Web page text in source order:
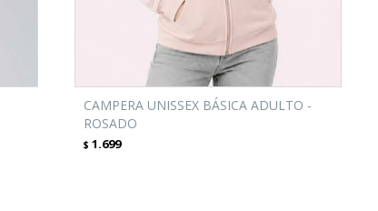
CAMPERA UNISSEX BÁSICA ADULTO -
ROSADO
$ 1.699